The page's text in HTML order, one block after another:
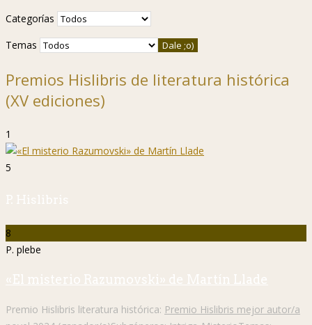
Categorías
Temas
Premios Hislibris de literatura histórica
(XV ediciones)
1
5
P. Hislibris
8
P. plebe
«El misterio Razumovski» de Martín Llade
Premio Hislibris literatura histórica: Premio Hislibris mejor autor/a